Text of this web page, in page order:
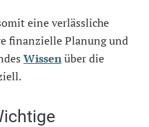
eine verlässliche
finanzielle Planung und
Wissenüber die